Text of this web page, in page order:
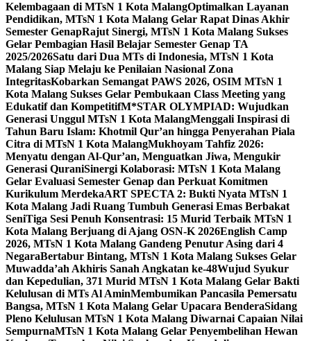
Kelembagaan di MTsN 1 Kota MalangOptimalkan Layanan
Pendidikan, MTsN 1 Kota Malang Gelar Rapat Dinas Akhir
Semester GenapRajut Sinergi, MTsN 1 Kota Malang Sukses
Gelar Pembagian Hasil Belajar Semester Genap TA
2025/2026Satu dari Dua MTs di Indonesia, MTsN 1 Kota
Malang Siap Melaju ke Penilaian Nasional Zona
IntegritasKobarkan Semangat PAWS 2026, OSIM MTsN 1
Kota Malang Sukses Gelar Pembukaan Class Meeting yang
Edukatif dan KompetitifM*STAR OLYMPIAD: Wujudkan
Generasi Unggul MTsN 1 Kota MalangMenggali Inspirasi di
Tahun Baru Islam: Khotmil Qur’an hingga Penyerahan Piala
Citra di MTsN 1 Kota MalangMukhoyam Tahfiz 2026:
Menyatu dengan Al-Qur’an, Menguatkan Jiwa, Mengukir
Generasi QuraniSinergi Kolaborasi: MTsN 1 Kota Malang
Gelar Evaluasi Semester Genap dan Perkuat Komitmen
Kurikulum MerdekaART SPECTA 2: Bukti Nyata MTsN 1
Kota Malang Jadi Ruang Tumbuh Generasi Emas Berbakat
SeniTiga Sesi Penuh Konsentrasi: 15 Murid Terbaik MTsN 1
Kota Malang Berjuang di Ajang OSN-K 2026English Camp
2026, MTsN 1 Kota Malang Gandeng Penutur Asing dari 4
NegaraBertabur Bintang, MTsN 1 Kota Malang Sukses Gelar
Muwadda’ah Akhiris Sanah Angkatan ke-48Wujud Syukur
dan Kepedulian, 371 Murid MTsN 1 Kota Malang Gelar Bakti
Kelulusan di MTs Al AminMembumikan Pancasila Pemersatu
Bangsa, MTsN 1 Kota Malang Gelar Upacara BenderaSidang
Pleno Kelulusan MTsN 1 Kota Malang Diwarnai Capaian Nilai
SempurnaMTsN 1 Kota Malang Gelar Penyembelihan Hewan